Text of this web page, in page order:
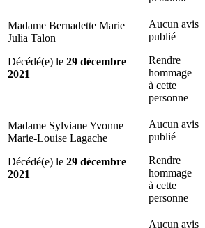
Madame Bernadette Marie
Julia Talon
Décédé(e) le 29 décembre
2021
Aucun avis
publié
Rendre
hommage
à cette
personne
Madame Sylviane Yvonne
Marie-Louise Lagache
Décédé(e) le 29 décembre
2021
Aucun avis
publié
Rendre
hommage
à cette
personne
Aucun avis